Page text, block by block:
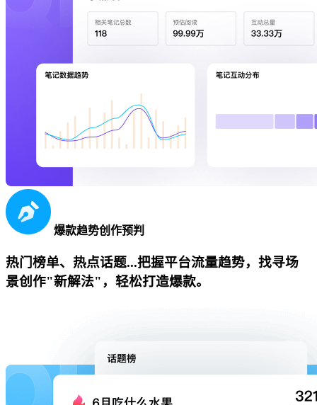
爆款趋势创作预判
热门榜单、热点话题...把握平台流量趋势，找寻场
景创作"新解法"，轻松打造爆款。